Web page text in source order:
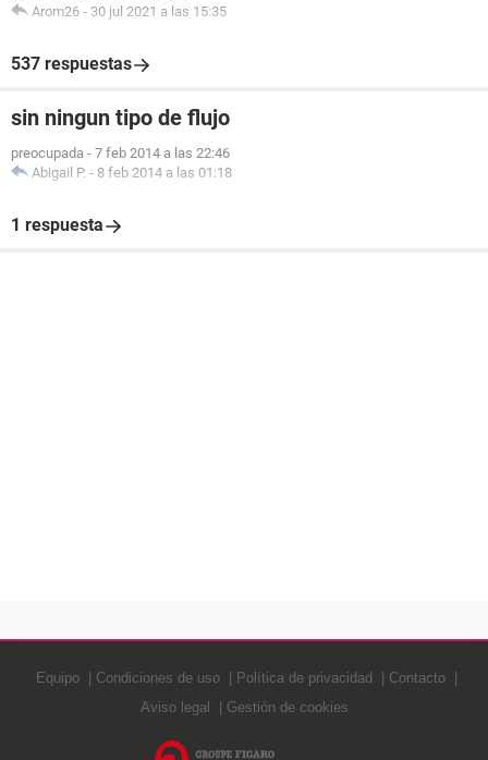
Arom26 - 30 jul 2021 a las 15:35
537 respuestas
sin ningun tipo de flujo
preocupada - 7 feb 2014 a las 22:46
Abigail P. - 8 feb 2014 a las 01:18
1 respuesta
Equipo Condiciones de uso Política de privacidad
Contacto
Aviso legal
Gestión de cookies